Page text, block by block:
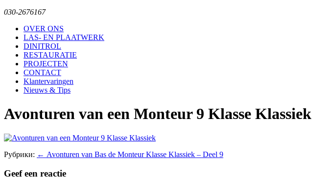
030-2676167
OVER ONS
LAS- EN PLAATWERK
DINITROL
RESTAURATIE
PROJECTEN
CONTACT
Klantervaringen
Nieuws & Tips
Avonturen van een Monteur 9 Klasse Klassiek
Рубрики: ← Avonturen van Bas de Monteur Klasse Klassiek – Deel 9
Geef een reactie